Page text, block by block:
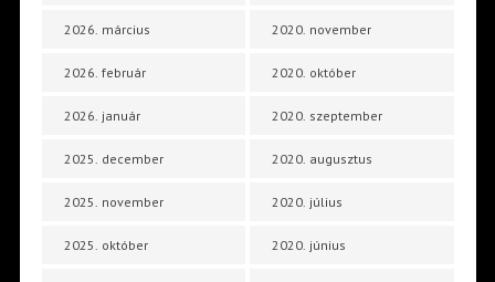
2026. március
2026. február
2026. január
2025. december
2025. november
2025. október
2020. november
2020. október
2020. szeptember
2020. augusztus
2020. július
2020. június